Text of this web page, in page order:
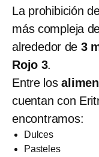
La prohibición
más compleja
alrededor de 3
Rojo 3.
Entre los
cuentan con
encontramos:
Dulces
Pasteles